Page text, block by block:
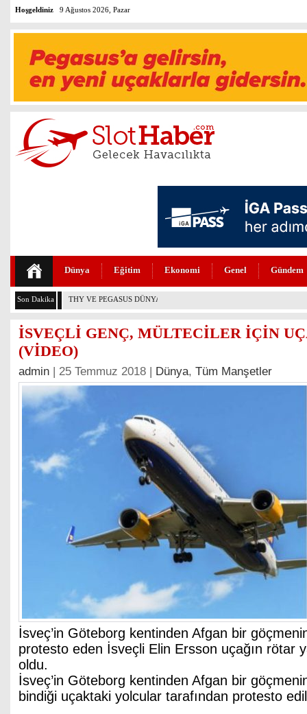
Hoşgeldiniz 9 Ağustos 2026, Pazar
Dünya Eğitim Ekonomi Genel Gündem
Son Dakika THY VE PEGASUS DÜNYANIN EN DEĞERLİLERİ ARASINDA
İSVEÇLİ GENÇ, MÜLTECİLER İÇİN
(VİDEO)
admin | 25 Temmuz 2018 | Dünya, Tüm Manşetler
İsveç’in Göteborg kentinden Afgan bir
protesto eden İsveçli Elin Ersson uçağın rötar
oldu.
İsveç’in Göteborg kentinden Afgan bir göçmenin
bindiği uçaktaki yolcular tarafından protesto